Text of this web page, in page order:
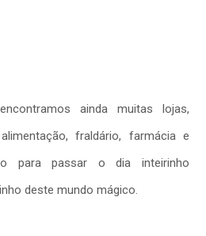
ainda muitas lojas,
fraldário, farmácia e
para passar o dia inteirinho
deste mundo mágico.